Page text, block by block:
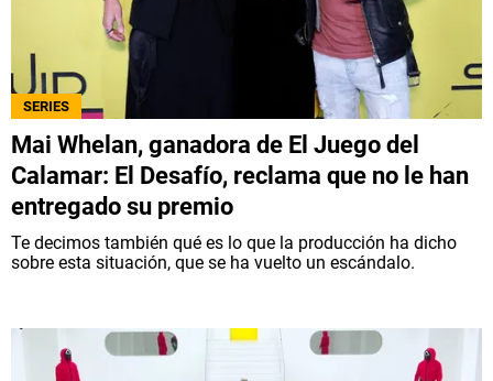
SERIES
Mai Whelan, ganadora de El Juego del
Calamar: El Desafío, reclama que no le han
entregado su premio
Te decimos también qué es lo que la producción ha dicho
sobre esta situación, que se ha vuelto un escándalo.